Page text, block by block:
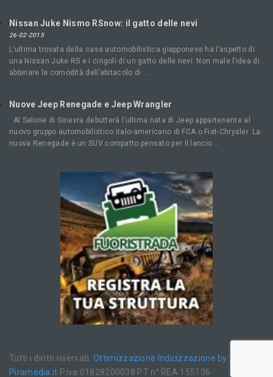
Nissan Juke Nismo RSnow: il gatto delle nevi
26-02-2015
L’ultima trovata della casa automobilistica giapponese ha l’aspetto di
una Nissan Juke RS e i cingoli di un gatto delle nevi. Non male l’idea di
abbinare la comodità dell’abitacolo di …
Nuove Jeep Renegade e Jeep Wrangler
Al Salone di Ginevra debutterà l’ultima nata di Jeep appartenente al
nuovo gruppo automobilistico italo-americano di FCA o Fiat-Chrysler. La
nuova Renegade è un SUV compatto pensato per il lancio …
Tutti i diritti riservati.Ottimizzazione Indicizzazione by
Piramedia.it P.iva 01828200038 PT n° REA 155136